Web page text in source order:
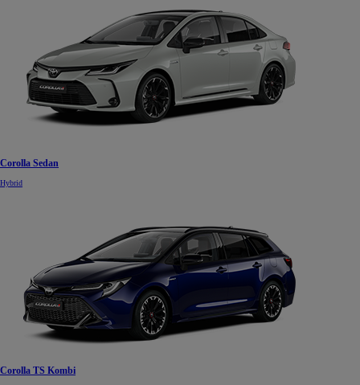
Corolla Sedan
Hybrid
Corolla TS Kombi